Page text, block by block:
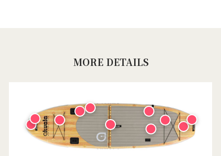
MORE DETAILS